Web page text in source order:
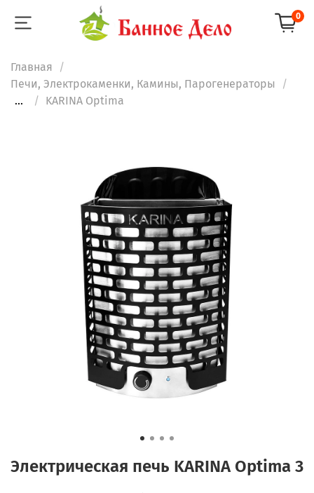
0
Главная
Печи, Электрокаменки, Камины, Парогенераторы
...
KARINA Optima
Электрическая печь KARINA Optima 3